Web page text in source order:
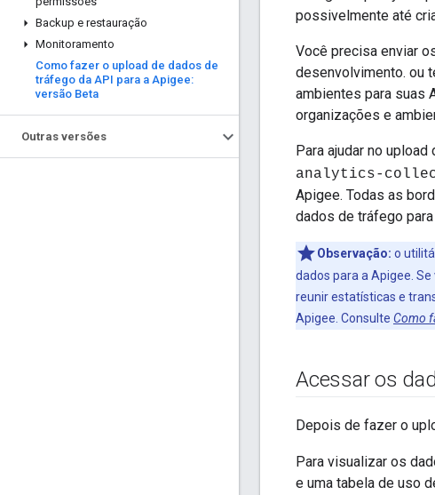
Backup e restauração
Monitoramento
Como fazer o upload de dados de
tráfego da API para a Apigee:
versão Beta
Outras versões
possivelmente até
Você precisa enviar
desenvolvimento. ou
ambientes para suas
organizações e
Para ajudar no
analytics-
Apigee. Todas as
dados de tráfego
Observação: o
dados para a Apigee.
reunir estatísticas e
Apigee. Consulte Como
Acessar os
Depois de fazer o
Para visualizar os
e uma tabela de uso